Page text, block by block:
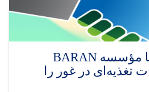
وزارت صحت عامه با مؤسسه BARAN
تغذیه‌ای در غور را